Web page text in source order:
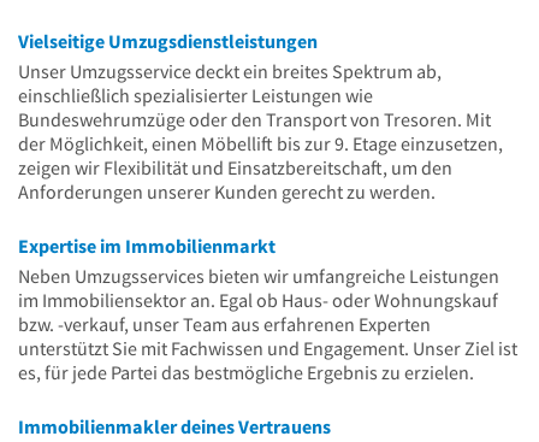
Vielseitige Umzugsdienstleistungen
Unser Umzugsservice deckt ein breites Spektrum ab,
einschließlich spezialisierter Leistungen wie
Bundeswehrumzüge oder den Transport von Tresoren. Mit
der Möglichkeit, einen Möbellift bis zur 9. Etage einzusetzen,
zeigen wir Flexibilität und Einsatzbereitschaft, um den
Anforderungen unserer Kunden gerecht zu werden.
Expertise im Immobilienmarkt
Neben Umzugsservices bieten wir umfangreiche Leistungen
im Immobiliensektor an. Egal ob Haus- oder Wohnungskauf
bzw. -verkauf, unser Team aus erfahrenen Experten
unterstützt Sie mit Fachwissen und Engagement. Unser Ziel ist
es, für jede Partei das bestmögliche Ergebnis zu erzielen.
Immobilienmakler deines Vertrauens